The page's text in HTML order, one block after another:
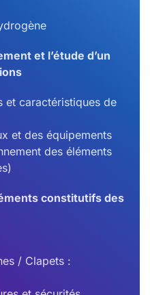
et l’étude d’un
et caractéristiques de
et des équipements
des éléments
constitutifs des
/ Clapets :